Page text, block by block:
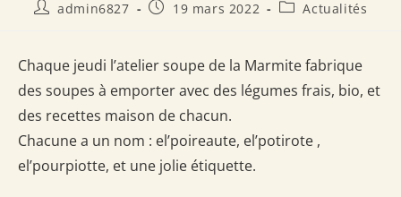
Auteur/autrice
publication :
admin6827
Publication
19 mars 2022
PostActualités
Chaque jeudi l’atelier soupe de la Marmite fabrique
des soupes à emporter avec des légumes frais, bio, et
des recettes maison de chacun.
Chacune a un nom : el’poireaute, el’potirote ,
el’pourpiotte, et une jolie étiquette.